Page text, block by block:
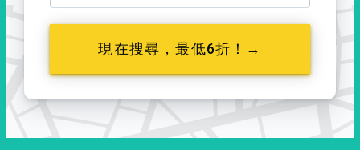
現在搜尋，最低6折！→